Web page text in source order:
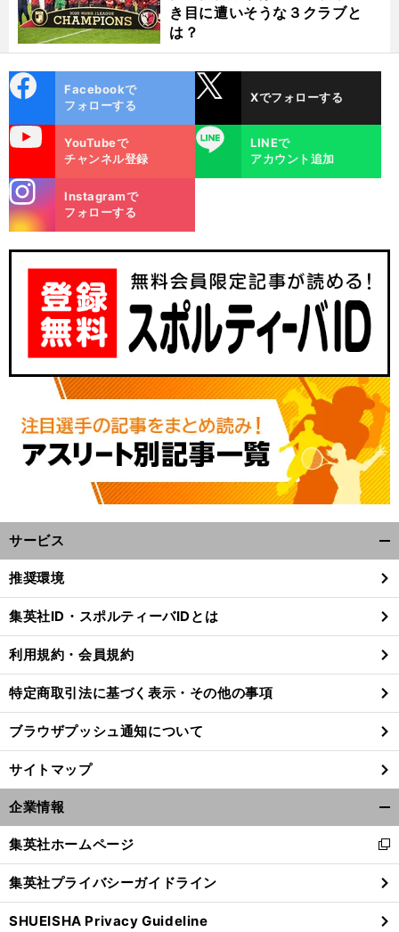
き目に遭いそうな３クラブと
は？
ok
Facebookで
フォローする
Xでフォローする
YouTubeで
チャンネル登録
LINE
LINEで
アカウント追加
m
Instagramで
フォローする
サービス
閉
る
推奨環境
集英社ID・スポルティーバIDとは
利用規約・会員規約
特定商取引法に基づく表示・その他の事項
ブラウザプッシュ通知について
サイトマップ
企業情報
閉
る
集英社ホームページ
新
し
い
ウ
ィ
集英社プライバシーガイドライン
SHUEISHA Privacy Guideline